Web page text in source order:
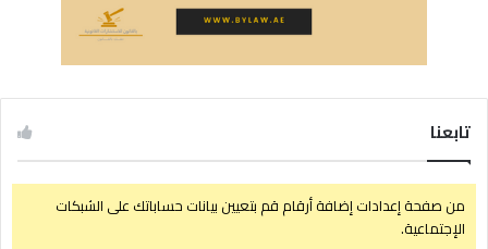
تابعنا
من صفحة إعدادات إضافة أرقام قم بتعيين بيانات حساباتك على الشبكات
الإجتماعية.